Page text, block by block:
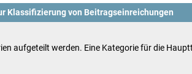
Klassifizierung von Beitragseinreichungen
aufgeteilt werden. Eine Kategorie für die